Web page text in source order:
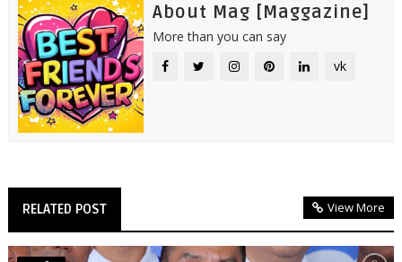
About Mag [Maggazine]
More than you can say
vk
RELATED POST View More